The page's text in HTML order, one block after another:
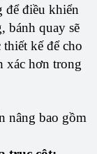
để điều khiển
bánh quay sẽ
kế để cho
xác hơn trong
nâng bao gồm